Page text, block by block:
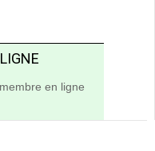
en ligne